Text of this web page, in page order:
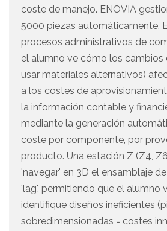
coste de manejo. ENOVIA
5000 piezas automáticamente.
procesos administrativos de
el alumno ve cómo los cambios
usar materiales alternativos)
a los costes de
la información contable y
mediante la generación
coste por componente, por
producto. Una estación Z (Z4,
'navegar' en 3D el ensamblaje
'lag', permitiendo que el alumno
identifique diseños ineficientes
sobredimensionadas = costes